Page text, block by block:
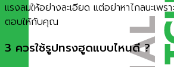
แรงลมให้อย่างละเอียด แต่อย่าหาไกลนะเพร
ตอบให้กับคุณ
3 ควรใช้รูปทรงฮูดแบบไหนดี ?